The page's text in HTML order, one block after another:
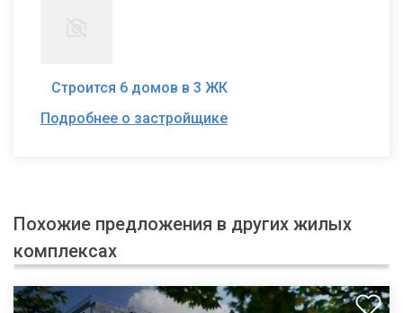
Строится 6 домов в 3 ЖК
Подробнее о застройщике
Похожие предложения в других жилых
комплексах